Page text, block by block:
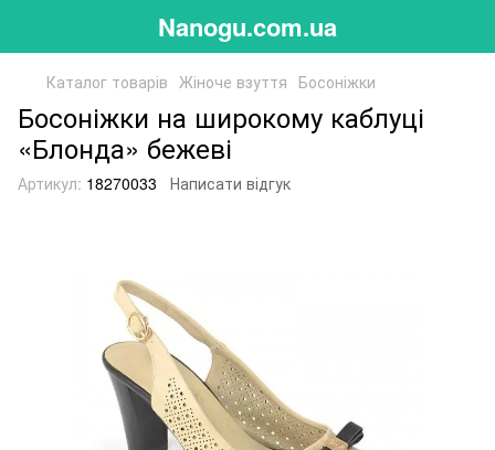
Nanogu.com.ua
Каталог товарів Жіноче взуття Босоніжки
Босоніжки на широкому каблуці
«Блонда» бежеві
Артикул: 18270033 Написати відгук